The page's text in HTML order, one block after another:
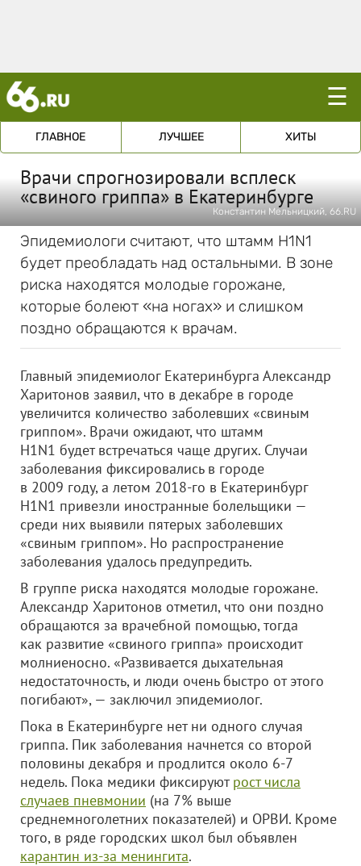
☰
ГЛАВНОЕ ЛУЧШЕЕ ХИТЫ
Врачи спрогнозировали всплеск
«свиного гриппа» в Екатеринбурге
Константин Мельницкий, 66.RU
Эпидемиологи считают, что штамм H1N1
будет преобладать над остальными. В зоне
риска находятся молодые горожане,
которые болеют «на ногах» и слишком
поздно обращаются к врачам.
Главный эпидемиолог Екатеринбурга Александр
Харитонов заявил, что в декабре в городе
увеличится количество заболевших «свиным
гриппом». Врачи ожидают, что штамм
H1N1 будет встречаться чаще других. Случаи
заболевания фиксировались в городе
в 2009 году, а летом 2018-го в Екатеринбург
H1N1 привезли иностранные болельщики —
среди них выявили пятерых заболевших
«свиным гриппом». Но распространение
заболевания удалось предупредить.
В группе риска находятся молодые горожане.
Александр Харитонов отметил, что они поздно
обращаются за врачебной помощью, тогда
как развитие «свиного гриппа» происходит
молниеносно. «Развивается дыхательная
недостаточность, и люди очень быстро от этого
погибают», — заключил эпидемиолог.
Пока в Екатеринбурге нет ни одного случая
гриппа. Пик заболевания начнется со второй
половины декабря и продлится около 6-7
недель. Пока медики фиксируютрост числа
случаев пневмонии (на 7% выше
среднемноголетних показателей) и ОРВИ. Кроме
того, в ряде городских школ был объявлен
карантин из-за менингита.